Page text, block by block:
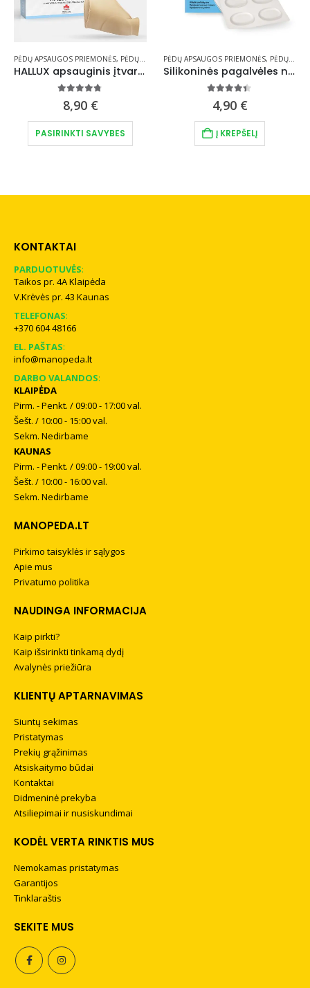
IR SKYRIKLIAI
PĖDŲ APSAUGOS PRIEMONĖS, PĖDŲ PRIEŽIŪROS PRIEMONĖS ,PRIEMONĖS
HALLUX apsauginis įtvaras
8,90 €
PASIRINKTI SAVYBES
This product has multiple variants. The options may be chosen on the product page
PĖDŲ APSAUGOS PRIEMONĖS, PĖDŲ PRIEŽIŪROS PRIEMONĖS
Silikoninės pagalvėles nuospaudoms 4 vnt CUSHION GEL
4,90 €
Į KREPŠELĮ
KONTAKTAI
PARDUOTUVĖS:
Taikos pr. 4A Klaipėda
V.Krėvės pr. 43 Kaunas
TELEFONAS:
+370 604 48166
EL. PAŠTAS:
info@manopeda.lt
DARBO VALANDOS:
KLAIPĖDA
Pirm. - Penkt. / 09:00 - 17:00 val.
Šešt. / 10:00 - 15:00 val.
Sekm. Nedirbame
KAUNAS
Pirm. - Penkt. / 09:00 - 19:00 val.
Šešt. / 10:00 - 16:00 val.
Sekm. Nedirbame
MANOPEDA.LT
Pirkimo taisyklės ir sąlygos
Apie mus
Privatumo politika
NAUDINGA INFORMACIJA
Kaip pirkti?
Kaip išsirinkti tinkamą dydį
Avalynės priežiūra
KLIENTŲ APTARNAVIMAS
Siuntų sekimas
Pristatymas
Prekių grąžinimas
Atsiskaitymo būdai
Kontaktai
Didmeninė prekyba
Atsiliepimai ir nusiskundimai
KODĖL VERTA RINKTIS MUS
Nemokamas pristatymas
Garantijos
Tinklaraštis
SEKITE MUS
PRIDĖTI